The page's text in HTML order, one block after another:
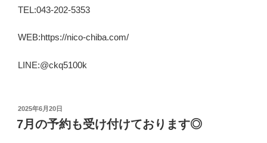
TEL:043-202-5353
WEB:https://nico-chiba.com/
LINE:@ckq5100k
投
稿
日:
2025年6月20日
7月の予約も受け付けております◎